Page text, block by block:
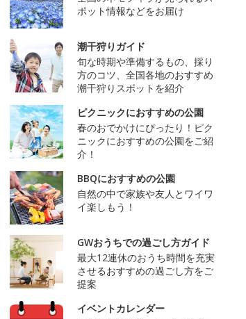
ポット情報などをお届け
潮干狩りガイド
旬な時期や準備するもの、採り
方のコツ、全国各地のおすすめ
潮干狩りスポットを紹介
ピクニックにおすすめの公園
春のおでかけにぴったり！ピク
ニックにおすすめの公園をご紹
介！
BBQにおすすめの公園
自然の中で家族や友人とワイワ
イ楽しもう！
GWおうちでの過ごし方ガイド
最大12連休のおうち時間を充実
させるおすすめの過ごし方をご
提案
イベントカレンダー